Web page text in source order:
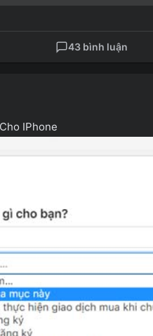
43 bình luận
IPhone